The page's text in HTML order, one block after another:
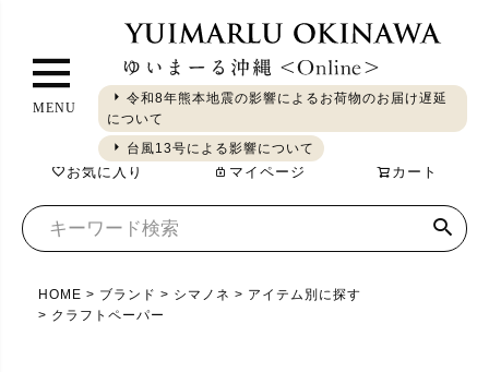
MENU
令和8年熊本地震の影響によるお荷物のお届け遅延
について
台風13号による影響について
やちむん 琉球ガラス シーサー 染織 食品
お気に入り マイページ カート
HOME ブランド シマノネ
アイテム別に探す
クラフトペーパー
ジ
へ